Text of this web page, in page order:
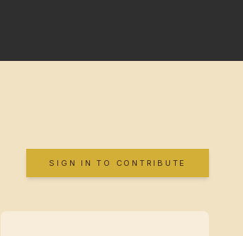
SIGN IN TO CONTRIBUTE